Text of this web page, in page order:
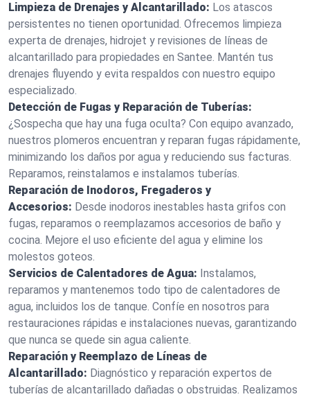
Limpieza de Drenajes y Alcantarillado: Los atascos
persistentes no tienen oportunidad. Ofrecemos limpieza
experta de drenajes, hidrojet y revisiones de líneas de
alcantarillado para propiedades en Santee. Mantén tus
drenajes fluyendo y evita respaldos con nuestro equipo
especializado.
Detección de Fugas y Reparación de Tuberías:
¿Sospecha que hay una fuga oculta? Con equipo avanzado,
nuestros plomeros encuentran y reparan fugas rápidamente,
minimizando los daños por agua y reduciendo sus facturas.
Reparamos, reinstalamos e instalamos tuberías.
Reparación de Inodoros, Fregaderos y
Accesorios: Desde inodoros inestables hasta grifos con
fugas, reparamos o reemplazamos accesorios de baño y
cocina. Mejore el uso eficiente del agua y elimine los
molestos goteos.
Servicios de Calentadores de Agua: Instalamos,
reparamos y mantenemos todo tipo de calentadores de
agua, incluidos los de tanque. Confíe en nosotros para
restauraciones rápidas e instalaciones nuevas, garantizando
que nunca se quede sin agua caliente.
Reparación y Reemplazo de Líneas de
Alcantarillado: Diagnóstico y reparación expertos de
tuberías de alcantarillado dañadas o obstruidas. Realizamos